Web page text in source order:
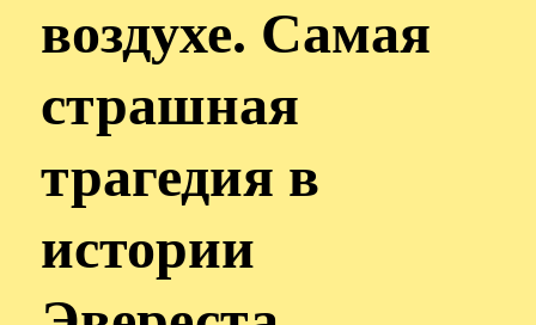
воздухе. Самая
страшная
трагедия в
истории